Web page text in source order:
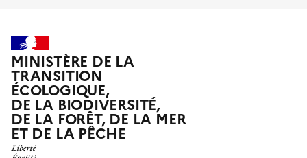
MINISTÈRE DE LA
TRANSITION
ÉCOLOGIQUE,
DE LA BIODIVERSITÉ,
DE LA FORÊT, DE LA MER
ET DE LA PÊCHE